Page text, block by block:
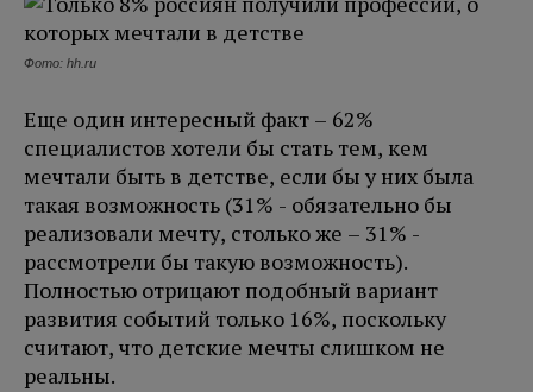
Фото: hh.ru
Еще один интересный факт – 62%
специалистов хотели бы стать тем, кем
мечтали быть в детстве, если бы у них была
такая возможность (31% - обязательно бы
реализовали мечту, столько же – 31% -
рассмотрели бы такую возможность).
Полностью отрицают подобный вариант
развития событий только 16%, поскольку
считают, что детские мечты слишком не
реальны.